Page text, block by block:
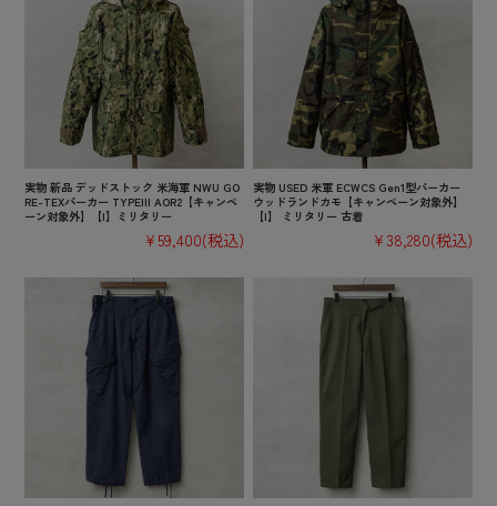
実物 新品 デッドストック 米海軍 NWU GO
RE-TEXパーカー TYPEIII AOR2【キャンペ
ーン対象外】【I】ミリタリー
¥59,400(税込)
実物 USED 米軍 ECWCS Gen1型パーカー
ウッドランドカモ【キャンペーン対象外】
【I】 ミリタリー 古着
¥38,280(税込)